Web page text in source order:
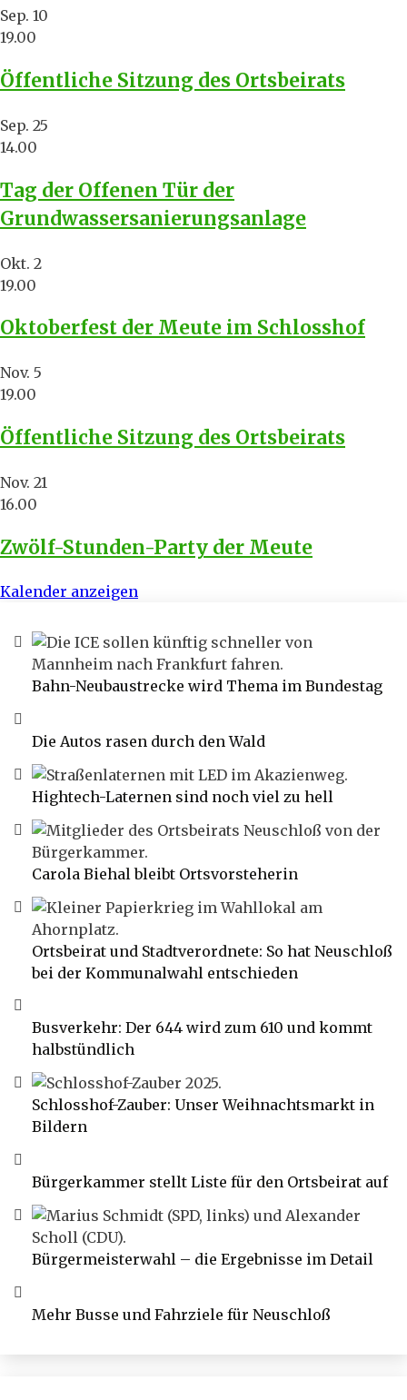
Sep. 10
19.00
Öffentliche Sitzung des Ortsbeirats
Sep. 25
14.00
Tag der Offenen Tür der
Grundwassersanierungsanlage
Okt. 2
19.00
Oktoberfest der Meute im Schlosshof
Nov. 5
19.00
Öffentliche Sitzung des Ortsbeirats
Nov. 21
16.00
Zwölf-Stunden-Party der Meute
Kalender anzeigen
Bahn-Neubaustrecke wird Thema im Bundestag
Die Autos rasen durch den Wald
Hightech-Laternen sind noch viel zu hell
Carola Biehal bleibt Ortsvorsteherin
Ortsbeirat und Stadtverordnete: So hat Neuschloß
bei der Kommunalwahl entschieden
Busverkehr: Der 644 wird zum 610 und kommt
halbstündlich
Schlosshof-Zauber: Unser Weihnachtsmarkt in
Bildern
Bürgerkammer stellt Liste für den Ortsbeirat auf
Bürgermeisterwahl – die Ergebnisse im Detail
Mehr Busse und Fahrziele für Neuschloß